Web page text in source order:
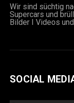
Wir sind süchtig
Supercars und
Bilder I Videos und
SOCIAL